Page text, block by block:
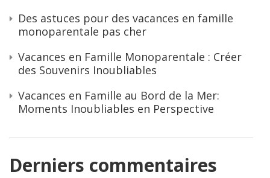
Des astuces pour des vacances en famille
monoparentale pas cher
Vacances en Famille Monoparentale : Créer
des Souvenirs Inoubliables
Vacances en Famille au Bord de la Mer:
Moments Inoubliables en Perspective
Derniers commentaires